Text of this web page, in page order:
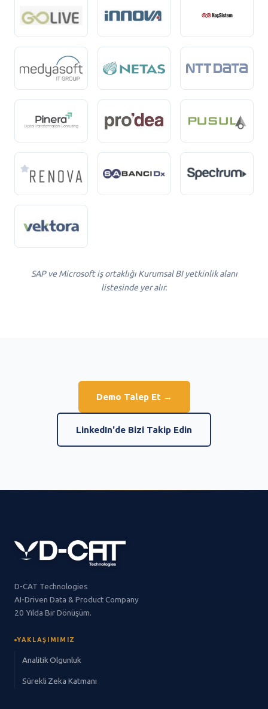
SAP ve Microsoft iş ortaklığı Kurumsal BI yetkinlik alanı
listesinde yer alır.
Demo Talep Et →
LinkedIn'de Bizi Takip Edin
D-CAT Technologies
AI-Driven Data & Product Company
20 Yılda Bir Dönüşüm.
YAKLAŞIMIMIZ
Analitik Olgunluk
Sürekli Zeka Katmanı